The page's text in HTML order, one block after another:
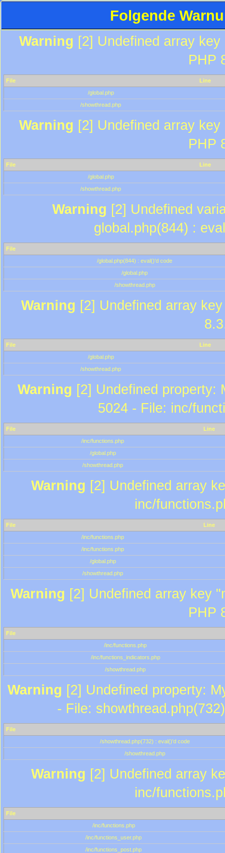
Folgende
Warning [2] Undefined array
PHP
File
Line
/global.php
/showthread.php
Warning [2] Undefined array
PHP
File
Line
/global.php
/showthread.php
Warning [2] Undefined
global.php(844) :
File
/global.php(844) : eval()'d code
/global.php
/showthread.php
Warning [2] Undefined array
File
Line
/global.php
/showthread.php
Warning [2] Undefined property:
5024 - File: inc/
File
Line
/inc/functions.php
/global.php
/showthread.php
Warning [2] Undefined array
inc/
File
Line
/inc/functions.php
/inc/functions.php
/global.php
/showthread.php
Warning [2] Undefined array key
PHP
File
/inc/functions.php
/inc/functions_indicators.php
/showthread.php
Warning [2] Undefined property:
- File:
File
/showthread.php(732) : eval()'d code
/showthread.php
Warning [2] Undefined array
inc/
File
/inc/functions.php
/inc/functions_user.php
/inc/functions_post.php